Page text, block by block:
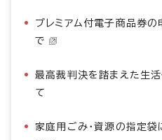
プレミアム付電子商品券
で
最高裁判決を踏まえた生
て
家庭用ごみ・資源の指定